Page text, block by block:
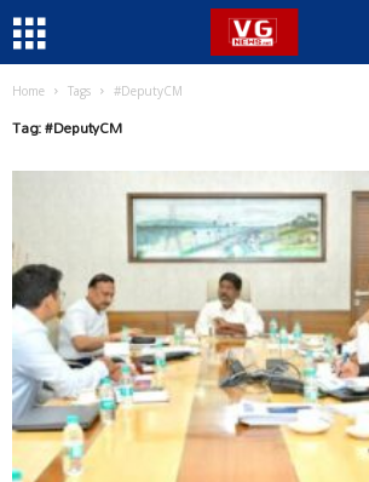
Home Tags #DeputyCM
Tag: #DeputyCM